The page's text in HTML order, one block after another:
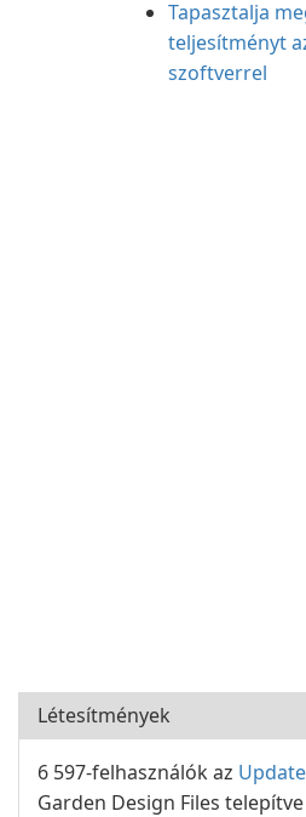
Tapasztalja
teljesítményt
szoftverrel
Létesítmények
6 597-felhasználók az
Garden Design Files